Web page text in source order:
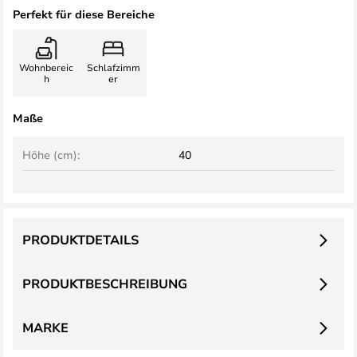
Perfekt für diese Bereiche
Wohnbereic
h
Schlafzimm
er
Maße
Höhe (cm): 40
PRODUKTBESCHREIBUNG
PRODUKTDETAILS
MARKE